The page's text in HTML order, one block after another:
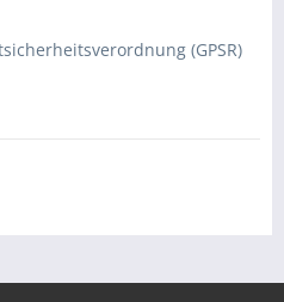
(GPSR)